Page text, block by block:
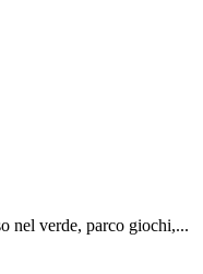
nel verde, parco giochi,...